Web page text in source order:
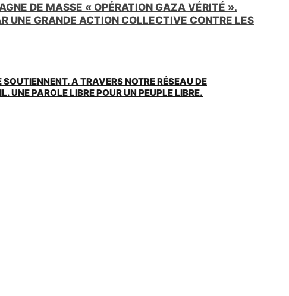
DE MASSE « OPÉRATION GAZA VÉRITÉ ».
UNE GRANDE ACTION COLLECTIVE CONTRE LES
A TRAVERS NOTRE RÉSEAU DE
UNE PAROLE LIBRE POUR UN PEUPLE LIBRE.